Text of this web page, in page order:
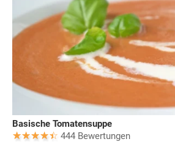
Basische Tomatensuppe
444 Bewertungen